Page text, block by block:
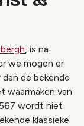
, is na
we mogen er
de bekende
waarmaken van
wordt niet
klassieke